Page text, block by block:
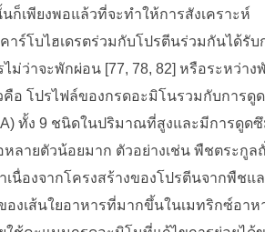
เพียงพอแล้วที่จะทำให้การสังเคราะห์
ร์โบไฮเดรตร่วมกับโปรตีนร่วมกันได้รับ
ว่าจะพักผ่อน [77, 78, 82] หรือระหว่าง
อ โปรไฟล์ของกรดอะมิโนรวมกับการดู
ทั้ง 9 ชนิดในปริมาณที่สูงและมีการดูด
ลายตัวน้อยมาก ตัวอย่างเช่น พืชตระกูล
นื่องจากโครงสร้างของโปรตีนจากพืชแ
งเส้นใยอาหารที่มากขึ้นในเมทริกซ์อาห